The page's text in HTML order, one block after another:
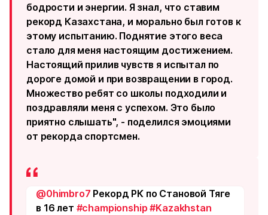
бодрости и энергии. Я знал, что ставим
рекорд Казахстана, и морально был готов к
этому испытанию. Поднятие этого веса
стало для меня настоящим достижением.
Настоящий прилив чувств я испытал по
дороге домой и при возвращении в город.
Множество ребят со школы подходили и
поздравляли меня с успехом. Это было
приятно слышать", - поделился эмоциями
от рекорда спортсмен.
@0himbro7 Рекорд РК по Становой Тяге
в 16 лет #championship #Kazakhstan